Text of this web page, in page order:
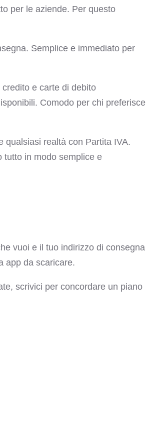
per le aziende. Per questo
Semplice e immediato per
e carte di debito
Comodo per chi preferisce
realtà con Partita IVA.
tutto in modo semplice e
vuoi e il tuo indirizzo di consegna
app da scaricare.
scrivici per concordare un piano